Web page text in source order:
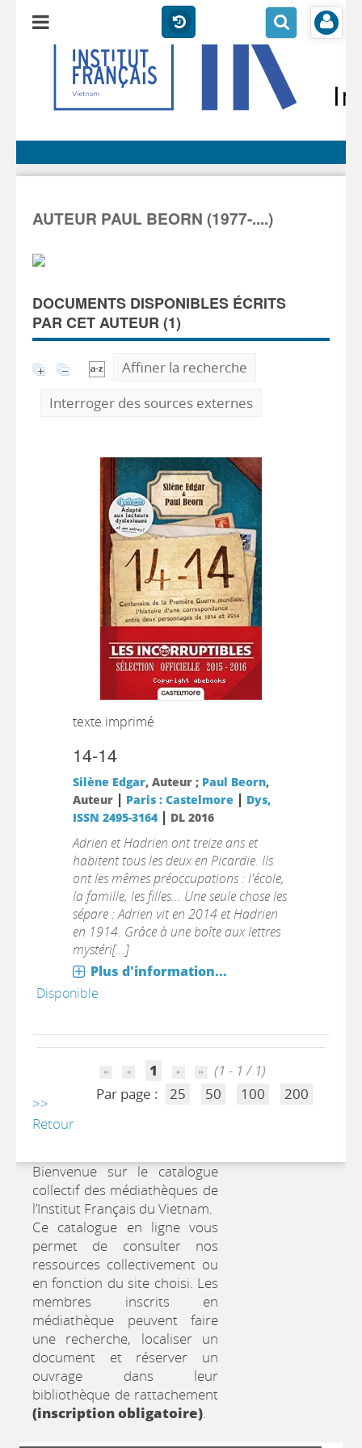
AUTEUR PAUL BEORN (1977-....)
DOCUMENTS DISPONIBLES ÉCRITS
PAR CET AUTEUR (1)
Affiner la recherche
Interroger des sources externes
texte imprimé
14-14
Silène Edgar, Auteur ; Paul Beorn,
Auteur | Paris : Castelmore | Dys,
ISSN 2495-3164| DL 2016
Adrien et Hadrien ont treize ans et
habitent tous les deux en Picardie. Ils
ont les mêmes préoccupations : l'école,
la famille, les filles… Une seule chose les
sépare : Adrien vit en 2014 et Hadrien
en 1914. Grâce à une boîte aux lettres
mystéri[...]
Plus d'information...
Disponible
1
(1 - 1 / 1)
Par page :
25 50 100 200
>>
Retour
Bienvenue sur le catalogue
collectif des médiathèques de
l’Institut Français du Vietnam.
Ce catalogue en ligne vous
permet de consulter nos
ressources collectivement ou
en fonction du site choisi. Les
membres inscrits en
médiathèque peuvent faire
une recherche, localiser un
document et réserver un
ouvrage dans leur
bibliothèque de rattachement
(inscription obligatoire).